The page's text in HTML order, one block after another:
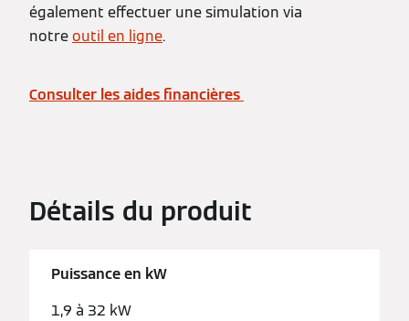
également effectuer une simulation via
notreoutil en ligne.
Consulter les aides financières
Détails du produit
Puissance en kW
1,9 à 32 kW